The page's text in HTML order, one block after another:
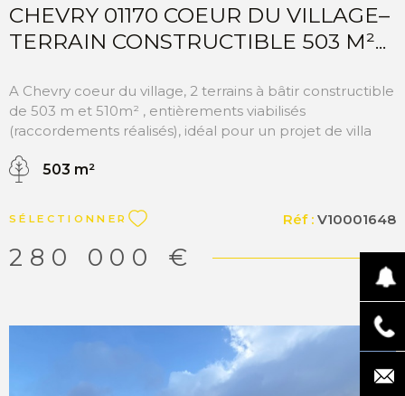
CHEVRY 01170 COEUR DU VILLAGE–
TERRAIN CONSTRUCTIBLE 503 M²...
A Chevry coeur du village, 2 terrains à bâtir constructible
de 503 m et 510m² , entièrements viabilisés
(raccordements réalisés), idéal pour un projet de villa
510m² Viabilisation : entièrement viabilisé (eau,
Saint Maurice, Chevry Destination du projet : habitation –
villa / maison individuelle N'hésitez pas à nous contacter
pour tout complément d'information. “Les informations
sur les risques auxquels ce bien est exposé sont
agence immobilière Pays de Gex, vente et achat terrain
503 m²
SÉLECTIONNER Réf : V10001648
280 000 €